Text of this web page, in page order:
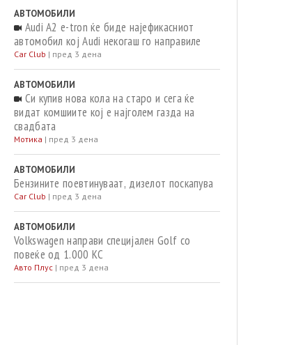
АВТОМОБИЛИ
Audi A2 e-tron ќе биде најефикасниот
автомобил кој Audi некогаш го направиле
Car Club | пред 3 дена
АВТОМОБИЛИ
Си купив нова кола на старо и сега ќе
видат комшиите кој е најголем газда на
свадбата
Мотика | пред 3 дена
АВТОМОБИЛИ
Бензините поевтинуваат, дизелот поскапува
Car Club | пред 3 дена
АВТОМОБИЛИ
Volkswagen направи специјален Golf со
повеќе од 1.000 КС
Авто Плус | пред 3 дена